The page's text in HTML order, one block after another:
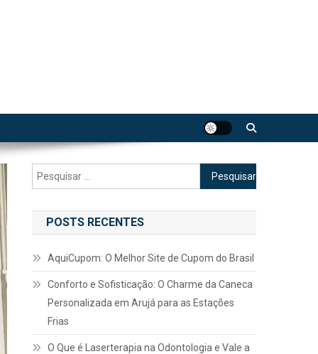
Pesquisar
por:
POSTS RECENTES
AquiCupom: O Melhor Site de Cupom do Brasil
Conforto e Sofisticação: O Charme da Caneca
Personalizada em Arujá para as Estações
Frias
O Que é Laserterapia na Odontologia e Vale a